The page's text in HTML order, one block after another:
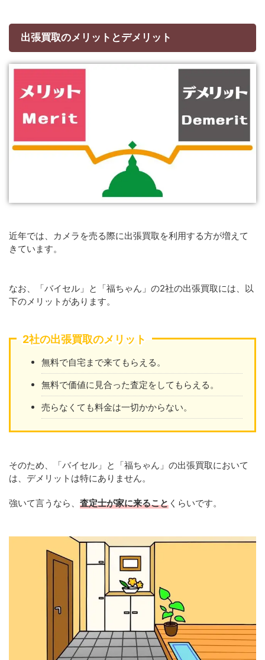
出張買取のメリットとデメリット
近年では、カメラを売る際に出張買取を利用する方が増えて
きています。
なお、「バイセル」と「福ちゃん」の2社の出張買取には、以
下のメリットがあります。
2社の出張買取のメリット
無料で自宅まで来てもらえる。
無料で価値に見合った査定をしてもらえる。
売らなくても料金は一切かからない。
そのため、「バイセル」と「福ちゃん」の出張買取において
は、デメリットは特にありません。
強いて言うなら、 査定士が家に来ること くらいです。